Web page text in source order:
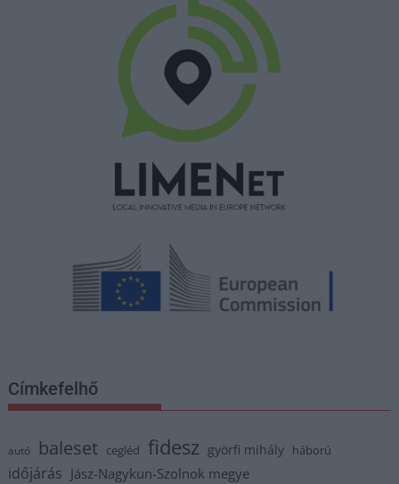
Címkefelhő
autó baleset cegléd fidesz györfi mihály háború
időjárás Jász-Nagykun-Szolnok megye